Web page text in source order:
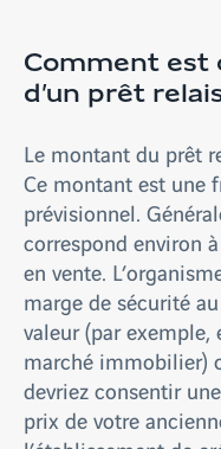
Comment est
d’un prêt
Le montant du prêt
Ce montant est une
prévisionnel.
correspond environ
en vente.
marge de sécurité
valeur (par
marché immobilier)
devriez consentir
prix de votre